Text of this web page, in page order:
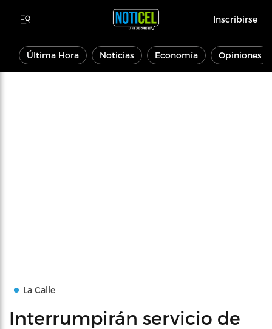
Inscribirse
Última Hora Noticias Economía Opiniones
La Calle
Interrumpirán servicio de